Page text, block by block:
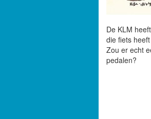
De KLM
die fiets
Zou er echt
pedalen?